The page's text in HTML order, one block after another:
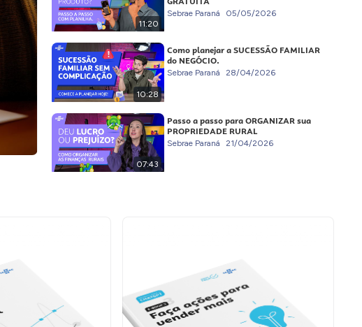
11:20
Sebrae Paraná 05/05/2026
10:28
Como planejar a SUCESSÃO FAMILIAR
do NEGÓCIO.
Sebrae Paraná 28/04/2026
07:43
Passo a passo para ORGANIZAR sua
PROPRIEDADE RURAL
Sebrae Paraná 21/04/2026